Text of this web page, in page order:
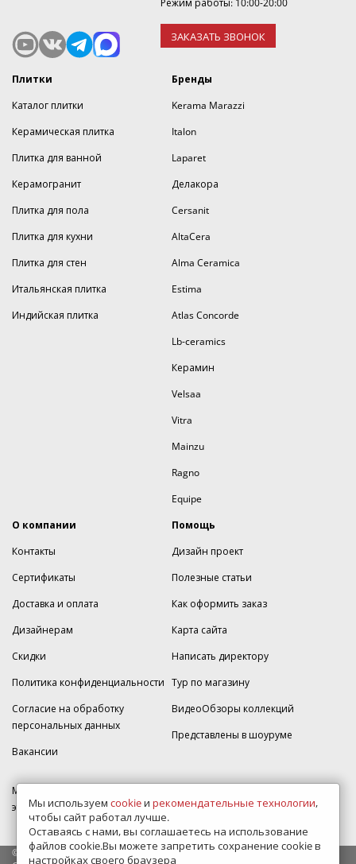
Режим работы: 10:00-20:00
ЗАКАЗАТЬ ЗВОНОК
Плитки
Каталог плитки
Керамическая плитка
Плитка для ванной
Керамогранит
Плитка для пола
Плитка для кухни
Плитка для стен
Итальянская плитка
Индийская плитка
Бренды
Kerama Marazzi
Italon
Laparet
Делакора
Cersanit
AltaCera
Alma Ceramica
Estima
Atlas Concorde
Lb-ceramics
Керамин
Velsaa
Vitra
Mainzu
Ragno
Equipe
О компании
Контакты
Сертификаты
Доставка и оплата
Дизайнерам
Скидки
Политика конфиденциальности
Согласие на обработку
персональных данных
Вакансии
Помощь
Дизайн проект
Полезные статьи
Как оформить заказ
Карта сайта
Написать директору
Тур по магазину
ВидеоОбзоры коллекций
Представлены в шоуруме
МКАД 2км внешняя сторона, д. 2, ТРЦ "Шоколад" (РИО) Реутов, -1
этаж, магазин Плитка-SDVK.
© 2009—2026 г. Все права защищены
Мы используем cookieи рекомендательные технологии,
чтобы сайт работал лучше.
Оставаясь с нами, вы соглашаетесь на использование
файлов cookie.Вы можете запретить сохранение cookie в
настройках своего браузера